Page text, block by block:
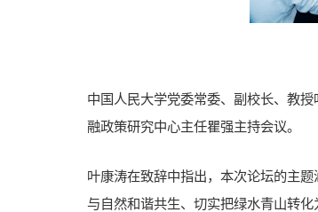
中国人民大学党委常委、副校长、教
融政策研究中心主任瞿强主持会议。
叶康涛在致辞中指出，本次论坛的主
与自然和谐共生、切实把绿水青山转